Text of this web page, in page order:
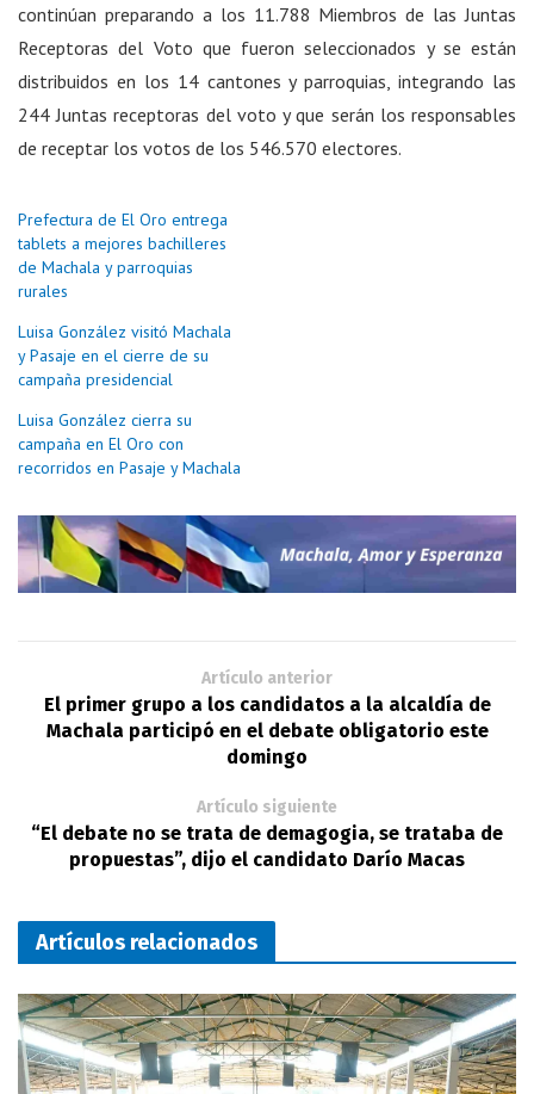
continúan preparando a los 11.788 Miembros de las Juntas
Receptoras del Voto que fueron seleccionados y se están
distribuidos en los 14 cantones y parroquias, integrando las
244 Juntas receptoras del voto y que serán los responsables
de receptar los votos de los 546.570 electores.
Prefectura de El Oro entrega
tablets a mejores bachilleres
de Machala y parroquias
rurales
Luisa González visitó Machala
y Pasaje en el cierre de su
campaña presidencial
Luisa González cierra su
campaña en El Oro con
recorridos en Pasaje y Machala
Artículo anterior
El primer grupo a los candidatos a la alcaldía de
Machala participó en el debate obligatorio este
domingo
Artículo siguiente
“El debate no se trata de demagogia, se trataba de
propuestas”, dijo el candidato Darío Macas
Artículos relacionados